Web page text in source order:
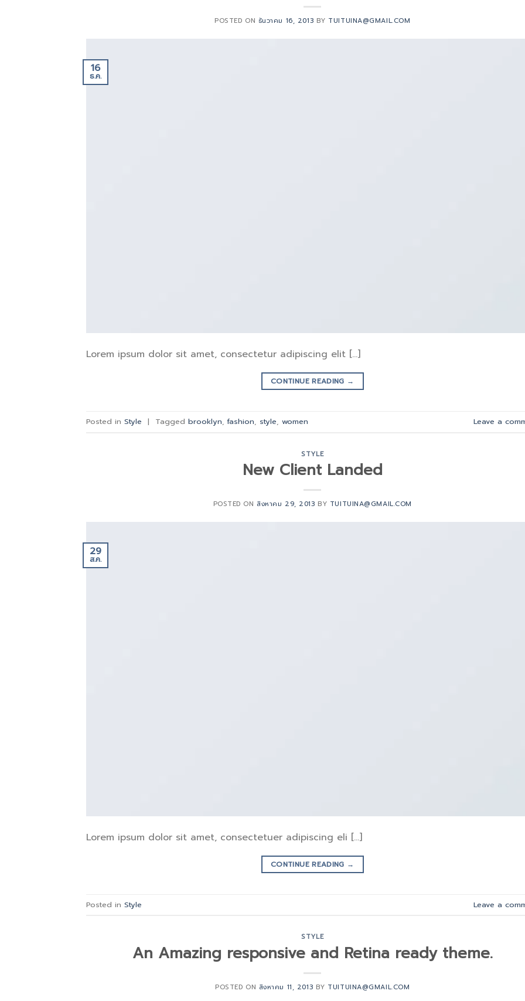
POSTED ON ธันวาคม 16, 2013 BY TUITUINA@GMAIL.COM
16
ธ.ค.
Lorem ipsum dolor sit amet, consectetur adipiscing elit […]
CONTINUE READING →
Posted in Style | Tagged brooklyn,fashion, style, women Leave a
STYLE
New Client Landed
POSTED ON สิงหาคม 29, 2013 BY TUITUINA@GMAIL.COM
29
ส.ค.
Lorem ipsum dolor sit amet, consectetuer adipiscing eli […]
CONTINUE READING →
Posted in Style Leave a
STYLE
An Amazing responsive and Retina ready theme.
POSTED ON สิงหาคม 11, 2013 BY TUITUINA@GMAIL.COM